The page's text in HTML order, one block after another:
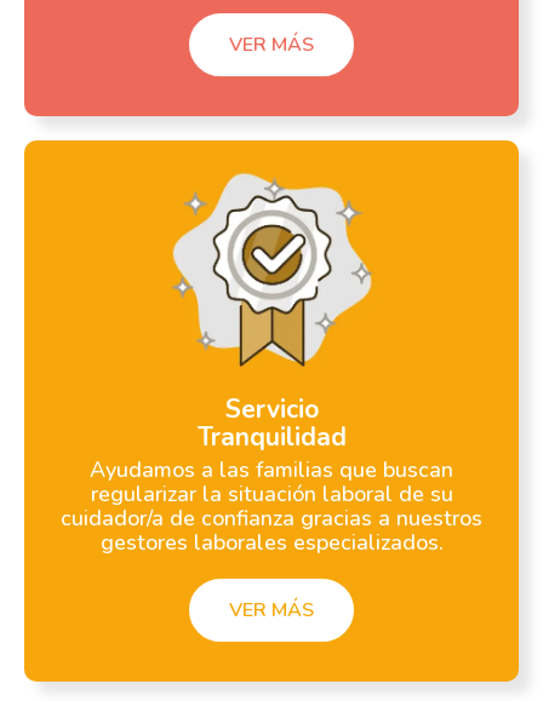
VER MÁS
Servicio
Tranquilidad
Ayudamos a las familias que buscan
regularizar la situación laboral de su
cuidador/a de confianza gracias a nuestros
gestores laborales especializados.
VER MÁS